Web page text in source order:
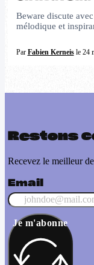
Beware discute
mélodique et
Par Fabien Kerneisle 24
Restons
Recevez le meilleur
Email
Je m'abonne